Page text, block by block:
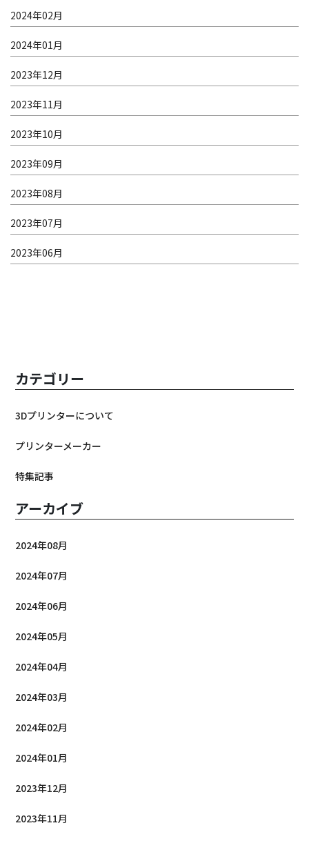
2024年02月
2024年01月
2023年12月
2023年11月
2023年10月
2023年09月
2023年08月
2023年07月
2023年06月
カテゴリー
3Dプリンターについて
プリンターメーカー
特集記事
アーカイブ
2024年08月
2024年07月
2024年06月
2024年05月
2024年04月
2024年03月
2024年02月
2024年01月
2023年12月
2023年11月